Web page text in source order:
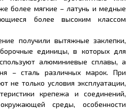
более мягкие – латунь и медные
более высоким классом
получили вытяжные заклепки,
единицы, в которых для
алюминиевые сплавы, а
– сталь различных марок. При
не только условия эксплуатации,
крепежа и соединений,
среды, особенности